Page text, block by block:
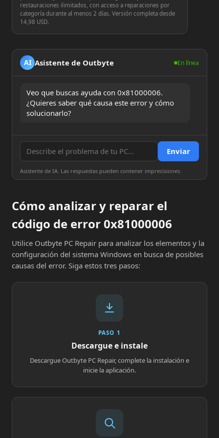
restauraciones ilimitados, con acceso a reparaciones por
categoría durante al menos 2 días. Versión completa desde
14,98 USD.
AI Asistente de Outbyte En línea
Veo que buscas ayuda con 0x81000006.
¿Quieres saber qué causa este error y cómo
solucionarlo?
Enviar
Asistente de IA. Las respuestas pueden contener imprecisiones.
Cómo analizar y reparar el
código de error 0x81000006
Utilice Outbyte PC Repair para analizar los elementos y la
configuración del sistema Windows en busca de posibles
causas del error. Siga estos tres pasos:
PASO 1
Descargue e instale
Descargue Outbyte PC Repair, complete la instalación e
inicie la aplicación.